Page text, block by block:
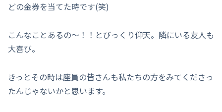
どの金券を当てた時です(笑)
こんなことあるの～！！とびっくり仰天。隣にいる友人も
大喜び。
きっとその時は座員の皆さんも私たちの方をみてくださっ
たんじゃないかと思います。